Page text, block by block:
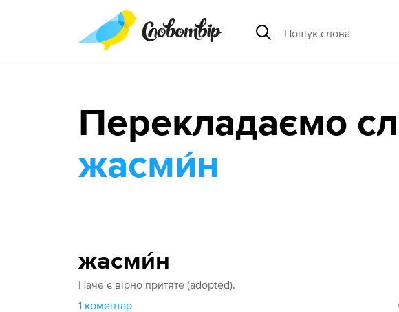
Перекладаємо
жасми́н
жасми́н
Наче є вірно притяте (adopted).
1 коментар